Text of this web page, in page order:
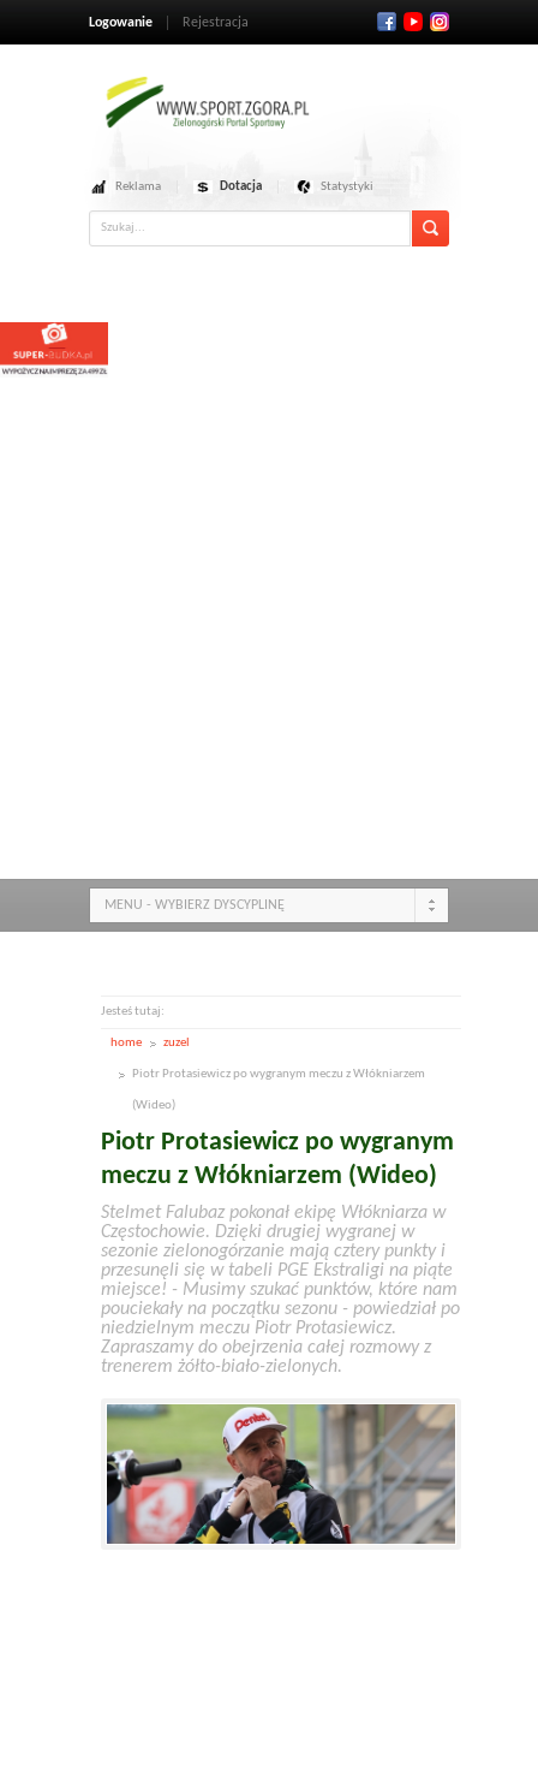
Logowanie Rejestracja
Reklama Dotacja Statystyki
MENU - WYBIERZ DYSCYPLINĘ
Jesteś tutaj:
home zuzel
Piotr Protasiewicz po wygranym meczu z Włókniarzem
(Wideo)
Piotr Protasiewicz po wygranym
meczu z Włókniarzem (Wideo)
Stelmet Falubaz pokonał ekipę Włókniarza w
Częstochowie. Dzięki drugiej wygranej w
sezonie zielonogórzanie mają cztery punkty i
przesunęli się w tabeli PGE Ekstraligi na piąte
miejsce! - Musimy szukać punktów, które nam
pouciekały na początku sezonu - powiedział po
niedzielnym meczu Piotr Protasiewicz.
Zapraszamy do obejrzenia całej rozmowy z
trenerem żółto-biało-zielonych.